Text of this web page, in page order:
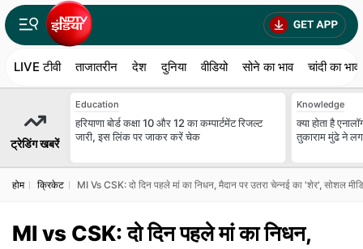
LIVE टीवी ताजातरीन देश दुनिया वीडियो सोने का भाव चांदी का भाव
ट्रेडिंग खबरें
Education
हरियाणा बोर्ड कक्षा 10 और 12 का कम्पार्टमेंट रिजल्ट
जारी, इस लिंक पर जाकर करें चेक
Knowledge
क्या होता है
तुकाराम मुंढे ने
होम क्रिकेट MI Vs CSK: दो दिन पहले मां का निधन, मैदान पर उतरा चेन्नई का 'शेर', सोशल
MI vs CSK: दो दिन पहले मां का निधन,